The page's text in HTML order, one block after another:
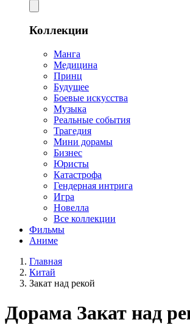
Коллекции
Манга
Медицина
Принц
Будущее
Боевые искусства
Музыка
Реальные события
Трагедия
Мини дорамы
Бизнес
Юристы
Катастрофа
Гендерная интрига
Игра
Новелла
Все коллекции
Фильмы
Аниме
Главная
Китай
Закат над рекой
Дорама Закат над